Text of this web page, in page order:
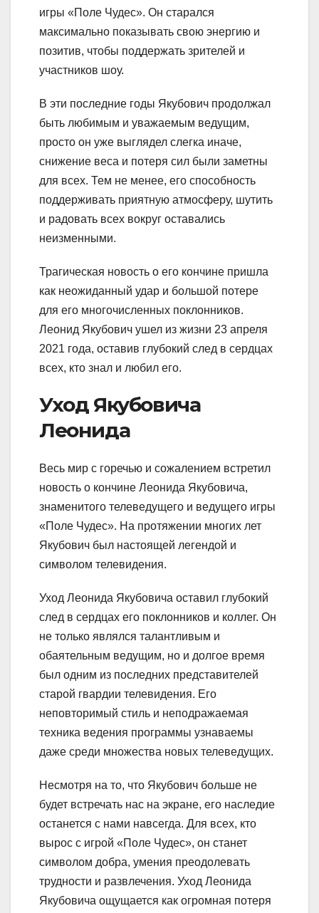
игры «Поле Чудес». Он старался
максимально показывать свою энергию и
позитив, чтобы поддержать зрителей и
участников шоу.
В эти последние годы Якубович продолжал
быть любимым и уважаемым ведущим,
просто он уже выглядел слегка иначе,
снижение веса и потеря сил были заметны
для всех. Тем не менее, его способность
поддерживать приятную атмосферу, шутить
и радовать всех вокруг оставались
неизменными.
Трагическая новость о его кончине пришла
как неожиданный удар и большой потере
для его многочисленных поклонников.
Леонид Якубович ушел из жизни 23 апреля
2021 года, оставив глубокий след в сердцах
всех, кто знал и любил его.
Уход Якубовича
Леонида
Весь мир с горечью и сожалением встретил
новость о кончине Леонида Якубовича,
знаменитого телеведущего и ведущего игры
«Поле Чудес». На протяжении многих лет
Якубович был настоящей легендой и
символом телевидения.
Уход Леонида Якубовича оставил глубокий
след в сердцах его поклонников и коллег. Он
не только являлся талантливым и
обаятельным ведущим, но и долгое время
был одним из последних представителей
старой гвардии телевидения. Его
неповторимый стиль и неподражаемая
техника ведения программы узнаваемы
даже среди множества новых телеведущих.
Несмотря на то, что Якубович больше не
будет встречать нас на экране, его наследие
останется с нами навсегда. Для всех, кто
вырос с игрой «Поле Чудес», он станет
символом добра, умения преодолевать
трудности и развлечения. Уход Леонида
Якубовича ощущается как огромная потеря